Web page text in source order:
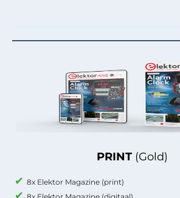
PRINT (Gold)
8x Elektor Magazine (print)